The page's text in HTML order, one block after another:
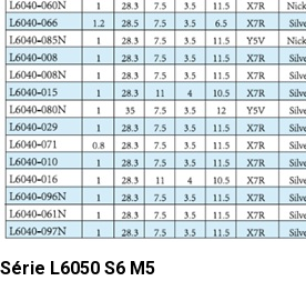
Série L6050 S6 M5